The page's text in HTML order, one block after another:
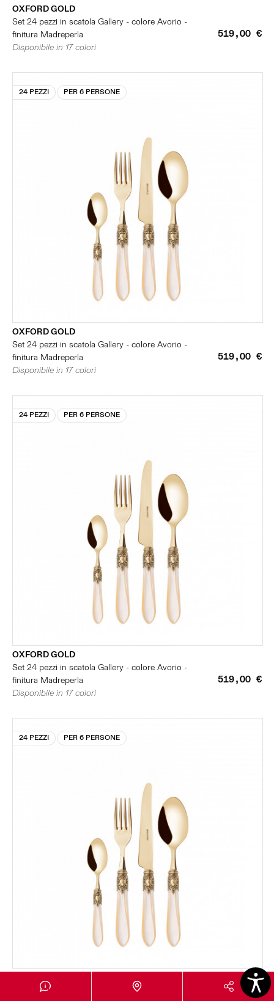
OXFORD GOLD
Set 24 pezzi in scatola Gallery - colore Avorio -
finitura Madreperla
519,00 €
Disponibile in 17 colori
24 PEZZI PER 6 PERSONE
OXFORD GOLD
Set 24 pezzi in scatola Gallery - colore Avorio -
finitura Madreperla
519,00 €
Disponibile in 17 colori
24 PEZZI PER 6 PERSONE
OXFORD GOLD
Set 24 pezzi in scatola Gallery - colore Avorio -
finitura Madreperla
519,00 €
Disponibile in 17 colori
24 PEZZI PER 6 PERSONE
Set 24 pezzi in scatola Gallery - colore Avorio -